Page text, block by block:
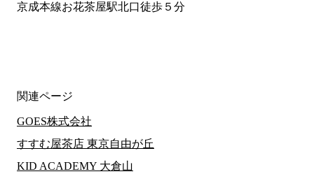
京成本線お花茶屋駅北口徒歩５分
関連ページ
GOES株式会社
すすむ屋茶店 東京自由が丘
KID ACADEMY 大倉山